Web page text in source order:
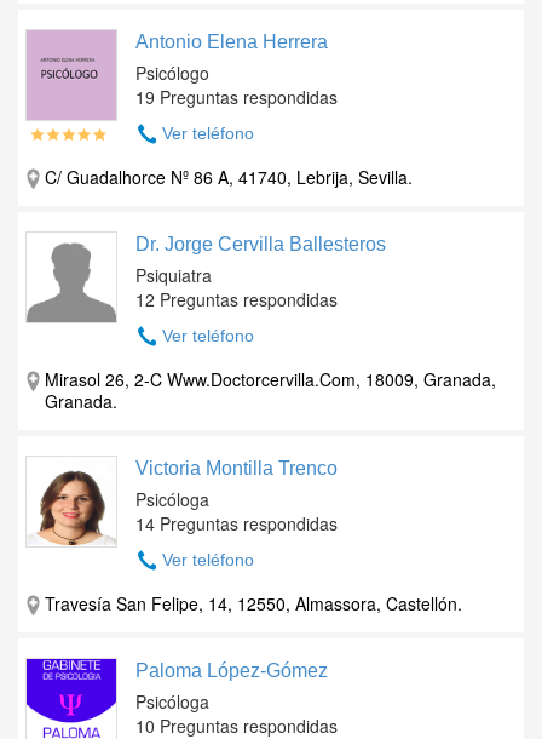
Antonio Elena Herrera
Psicólogo
19 Preguntas respondidas
Ver teléfono
C/ Guadalhorce Nº 86 A, 41740, Lebrija, Sevilla.
Dr. Jorge Cervilla Ballesteros
Psiquiatra
12 Preguntas respondidas
Ver teléfono
Mirasol 26, 2-C Www.Doctorcervilla.Com, 18009, Granada,
Granada.
Victoria Montilla Trenco
Psicóloga
14 Preguntas respondidas
Ver teléfono
Travesía San Felipe, 14, 12550, Almassora, Castellón.
Paloma López-Gómez
Psicóloga
10 Preguntas respondidas